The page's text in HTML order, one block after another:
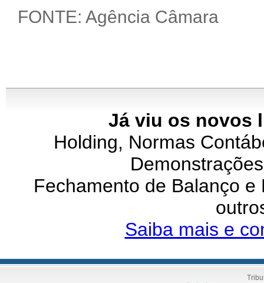
FONTE: Agência Câmara
Já viu os novos
Holding, Normas
Fechamento de Balanço
Saiba mais e